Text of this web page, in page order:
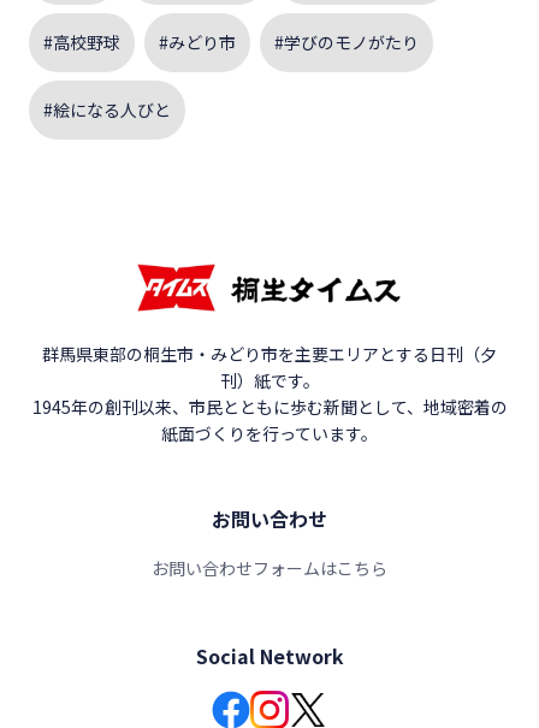
#高校野球 #みどり市 #学びのモノがたり
#絵になる人びと
群馬県東部の桐生市・みどり市を主要エリアとする日刊（夕
刊）紙です。
1945年の創刊以来、市民とともに歩む新聞として、地域密着の
紙面づくりを行っています。
お問い合わせ
お問い合わせフォームはこちら
Social Network